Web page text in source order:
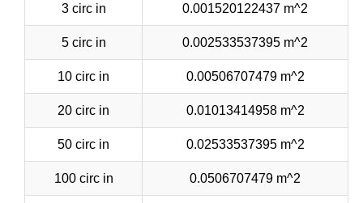
3 circ in 0.001520122437 m^2
5 circ in 0.002533537395 m^2
10 circ in 0.00506707479 m^2
20 circ in 0.01013414958 m^2
50 circ in 0.02533537395 m^2
100 circ in 0.0506707479 m^2